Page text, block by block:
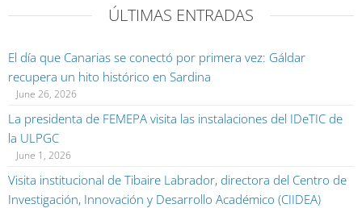
ÚLTIMAS ENTRADAS
El día que Canarias se conectó por primera vez: Gáldar
recupera un hito histórico en Sardina
June 26, 2026
La presidenta de FEMEPA visita las instalaciones del IDeTIC de
la ULPGC
June 1, 2026
Visita institucional de Tibaire Labrador, directora del Centro de
Investigación, Innovación y Desarrollo Académico (CIIDEA)